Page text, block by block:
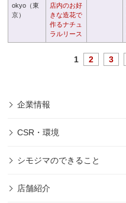
okyo（東
京）
店内のお好
きな造花で
作るナチュ
ラルリース
1 2 3
企業情報
CSR・環境
シモジマのできること
店舗紹介